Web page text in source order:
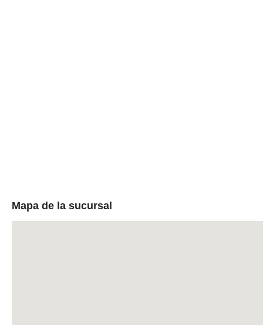
Mapa de la sucursal